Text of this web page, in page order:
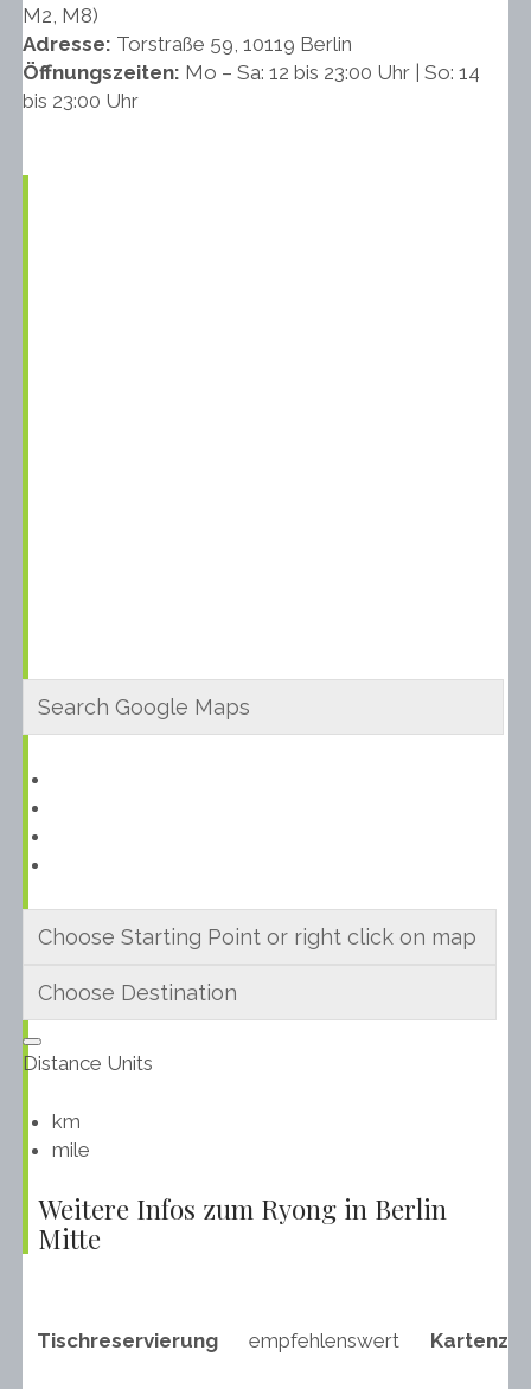
M2, M8)
Adresse: Torstraße 59, 10119 Berlin
Öffnungszeiten: Mo – Sa: 12 bis 23:00 Uhr | So: 14
bis 23:00 Uhr
Distance Units
km
mile
Weitere Infos zum Ryong in Berlin
Mitte
Tischreservierung empfehlenswert